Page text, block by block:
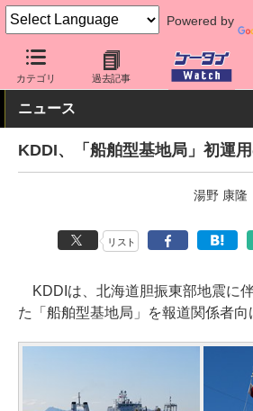
Powered by
カテゴリ 過去記事
ケータイ Watch キャリア au ネット
ニュース
KDDI、「船舶型基地局」初運
湯野 康隆
リスト
KDDIは、北海道胆振東部地震に
た「船舶型基地局」を報道関係者向